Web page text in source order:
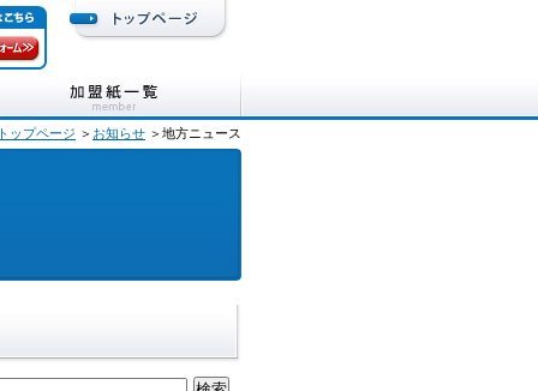
トップページ ＞ お知らせ ＞地方ニュース